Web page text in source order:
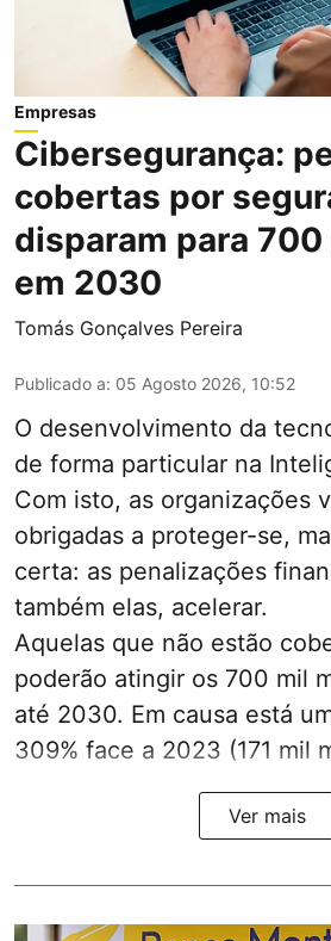
Empresas
Cibersegurança:
cobertas por
disparam para
em 2030
Tomás Gonçalves Pereira
Publicado a: 05 Agosto 2026, 10:52
O desenvolvimento da
de forma particular na
Com isto, as organizações
obrigadas a proteger-se,
certa: as penalizações
também elas, acelerar.
Aquelas que não estão
poderão atingir os 700 mil
até 2030. Em causa está
309% face a 2023 (171 mil
Ver mais